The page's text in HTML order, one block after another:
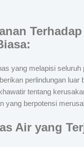
yang melapisi
perlindungan luar
tentang
yang berpotensi
Air yang